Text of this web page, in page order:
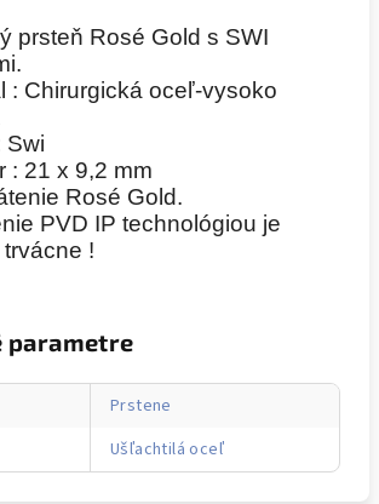
prsteň Rosé Gold s SWI
: Chirurgická oceľ-vysoko
Swi
: 21 x 9,2 mm
Rosé Gold.
PVD IP technológiou je
!
parametre
Prstene
Ušľachtilá oceľ